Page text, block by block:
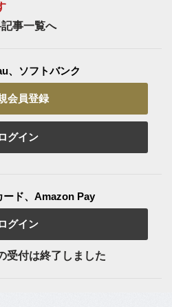
事一覧へ
、ソフトバンク
会員登録
グイン
ード、Amazon Pay
グイン
受付は終了しました